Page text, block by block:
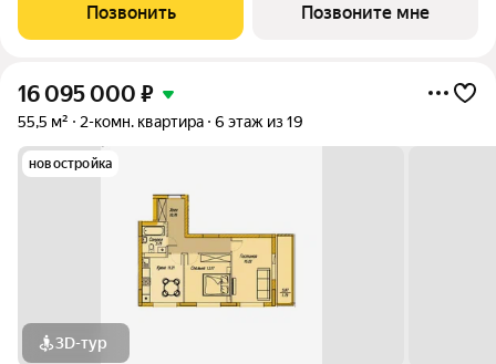
этаже Библиотека Спортивная зона Детский уголок 3.
Комфортный паркинг Закрытый паркинг на 1
Позвонить Позвоните мне
16 095 000 ₽
55,5 м² 2-комн. квартира 6 этаж из 19
новостройка
3D-тур